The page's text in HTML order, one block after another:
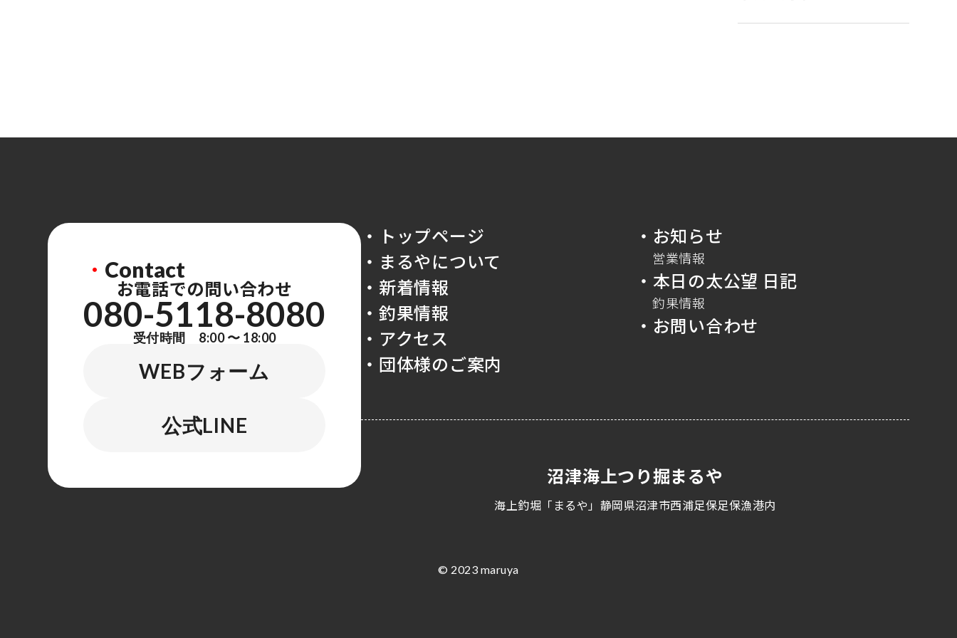
・ Contact
お電話での問い合わせ
080-5118-8080
受付時間 8:00 〜 18:00
WEBフォーム
公式LINE
・トップページ
・まるやについて
・新着情報
・釣果情報
・アクセス
・団体様のご案内
・お知らせ
営業情報
・本日の太公望 日記
釣果情報
・お問い合わせ
沼津海上つり掘まるや
海上釣堀「まるや」静岡県沼津市西浦足保足保漁港内
© 2023 maruya